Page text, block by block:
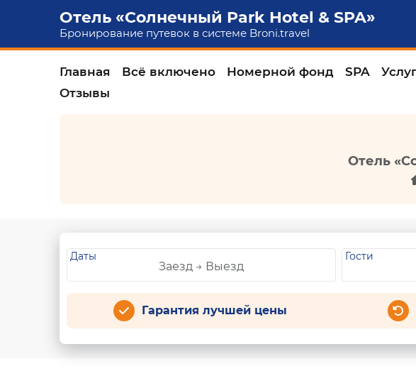
Отель «Солнечный Park Hotel & SPA»
Бронирование путевок в системе Broni.travel
Главная Всё включено Номерной фонд SPA
Отзывы
Отель
Даты Гости
Гарантия лучшей цены